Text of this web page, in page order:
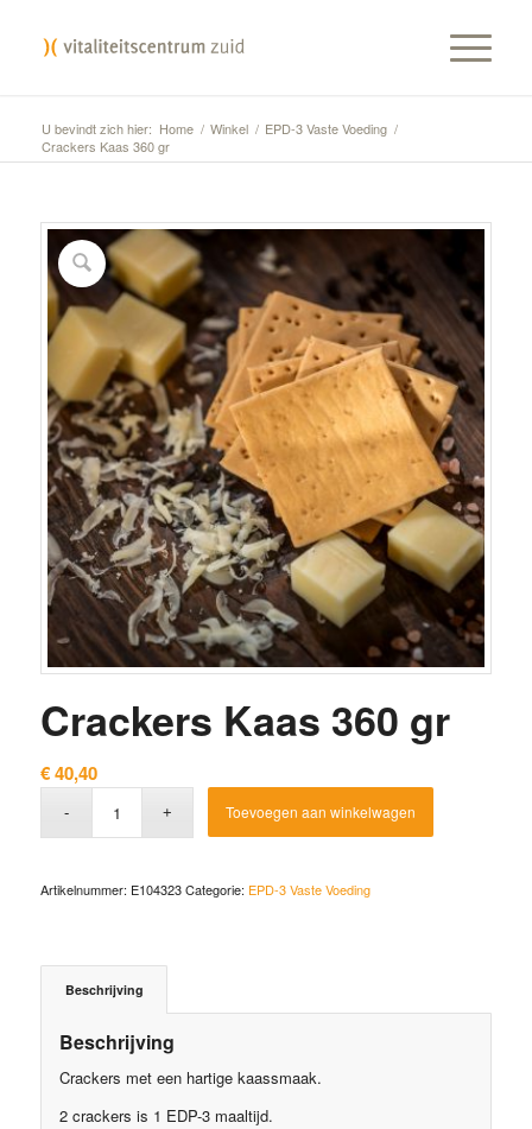
U bevindt zich hier: Home / Winkel / EPD-3 Vaste Voeding /
Crackers Kaas 360 gr
Crackers Kaas 360 gr
€40,40
Toevoegen aan winkelwagen
Artikelnummer: E104323 Categorie: EPD-3 Vaste Voeding
Beschrijving
Beschrijving
Crackers met een hartige kaassmaak.
2 crackers is 1 EDP-3 maaltijd.